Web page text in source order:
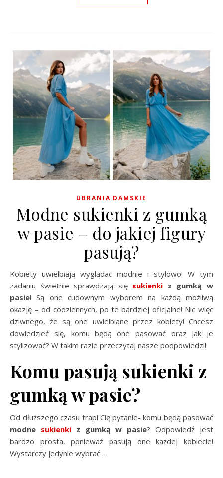
UBRANIA DAMSKIE
Modne sukienki z gumką
w pasie – do jakiej figury
pasują?
Kobiety uwielbiają wyglądać modnie i stylowo! W tym
zadaniu świetnie sprawdzają się sukienki z gumką w
pasie! Są one cudownym wyborem na każdą możliwą
okazję – od codziennych, po te bardziej oficjalne! Nic więc
dziwnego, że są one uwielbiane przez kobiety! Chcesz
dowiedzieć się, komu będą one pasować oraz jak je
stylizować? W takim razie przeczytaj nasze podpowiedzi!
Komu pasują sukienki z
gumką w pasie?
Od dłuższego czasu trapi Cię pytanie- komu będą pasować
modne sukienki z gumką w pasie? Odpowiedź jest
bardzo prosta, ponieważ pasują one każdej kobiecie!
Wystarczy jedynie wybrać …